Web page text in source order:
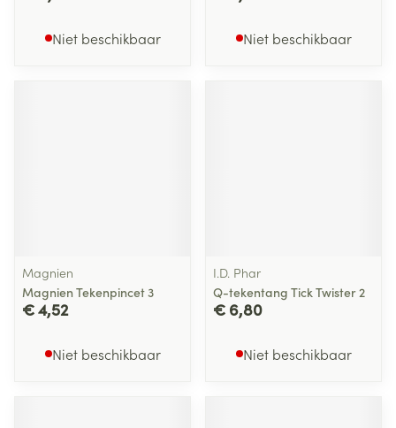
Niet beschikbaar Niet beschikbaar
Magnien
Magnien Tekenpincet 3
€ 4,52
Niet beschikbaar
I.D. Phar
Q-tekentang Tick Twister 2
€ 6,80
Niet beschikbaar